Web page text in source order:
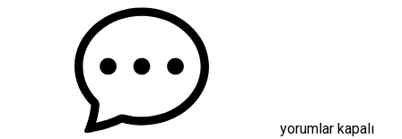
yorumlar kapalı